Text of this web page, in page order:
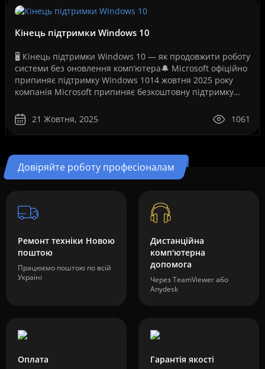
Кінець підтримки Windows 10
🖥️ Кінець підтримки Windows 10 — як продовжити роботу
системи без оновлення комп’ютера🔔 Microsoft офіційно
припиняє підтримку Windows 1014 жовтня 2025 року
компанія Microsoft припиняє безкоштовну підтримку
21 Жовтня, 2025
1061
Довіряйте роботу професіоналам
Ремонт техніки Новою
поштою
Працюємо поштою по всій
Україні
Дистанційна
комп'ютерна
допомога
Через TeamViewer або
Anydesk
Оплата Гарантія якості